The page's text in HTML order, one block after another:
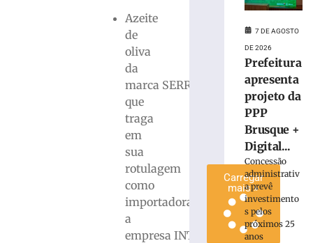
Azeite
de
oliva
da
marca SERRANO,
que
traga
em
sua
rotulagem
como
importadora
a
empresa INTRALOGÍSTICA
Carregar
mais »
7 DE AGOSTO
DE 2026
Prefeitura
apresenta
projeto da
PPP
Brusque +
Digital...
Concessão
administrativ
a prevê
investimento
s pelos
próximos 25
anos